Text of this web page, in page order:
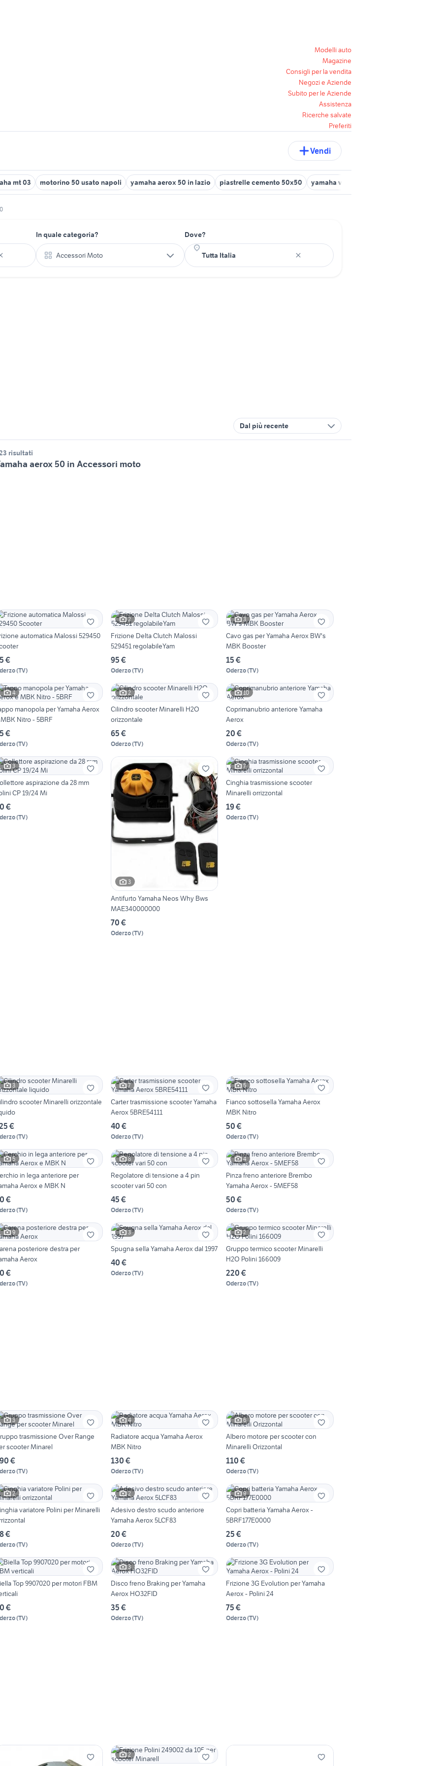
Modelli auto
Magazine
Consigli per la vendita
Negozi e Aziende
Subito per le Aziende
Assistenza
Ricerche salvate
Preferiti
Vendi
mt 03 motorino 50 usato napoli yamaha aerox 50 in lazio piastrelle cemento 50x50 yamaha vx 1100
In quale categoria?
Accessori Moto
Dove?
Dal più recente
risultati
aerox 50 in Accessori moto
automatica Malossi 529450
€
(TV)
2
Frizione Delta Clutch Malossi
529451 regolabileYam
95 €
Oderzo(TV)
3
Cavo gas per Yamaha Aerox BW's
MBK Booster
15 €
Oderzo(TV)
4
manopola per Yamaha Aerox
Nitro - 5BRF
€
(TV)
2
Cilindro scooter Minarelli H2O
orizzontale
65 €
Oderzo(TV)
10
Coprimanubrio anteriore Yamaha
Aerox
20 €
Oderzo(TV)
3
aspirazione da 28 mm
CP 19/24 Mi
€
(TV)
3
Antifurto Yamaha Neos Why Bws
MAE340000000
70 €
Oderzo(TV)
7
Cinghia trasmissione scooter
Minarelli orrizzontal
19 €
Oderzo(TV)
3
scooter Minarelli orizzontale
€
(TV)
7
Carter trasmissione scooter Yamaha
Aerox 5BRE54111
40 €
Oderzo(TV)
5
Fianco sottosella Yamaha Aerox
MBK Nitro
50 €
Oderzo(TV)
5
in lega anteriore per
Aerox e MBK N
€
(TV)
8
Regolatore di tensione a 4 pin
scooter vari 50 con
45 €
Oderzo(TV)
4
Pinza freno anteriore Brembo
Yamaha Aerox - 5MEF58
50 €
Oderzo(TV)
9
posteriore destra per
Aerox
€
(TV)
3
Spugna sella Yamaha Aerox dal 1997
40 €
Oderzo(TV)
2
Gruppo termico scooter Minarelli
H2O Polini 166009
220 €
Oderzo(TV)
3
trasmissione Over Range
scooter Minarel
€
(TV)
4
Radiatore acqua Yamaha Aerox
MBK Nitro
130 €
Oderzo(TV)
6
Albero motore per scooter con
Minarelli Orizzontal
110 €
Oderzo(TV)
2
variatore Polini per Minarelli
€
(TV)
2
Adesivo destro scudo anteriore
Yamaha Aerox 5LCF83
20 €
Oderzo(TV)
9
Copri batteria Yamaha Aerox -
5BRF177E0000
25 €
Oderzo(TV)
Top 9907020 per motori FBM
€
(TV)
3
Disco freno Braking per Yamaha
Aerox HO32FID
35 €
Oderzo(TV)
Frizione 3G Evolution per Yamaha
Aerox - Polini 24
75 €
Oderzo(TV)
2